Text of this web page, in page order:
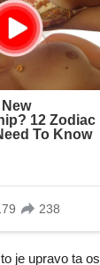
je upravo ta